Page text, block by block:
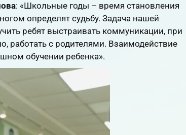
: «Школьные годы – время становления
определят судьбу. Задача нашей
ребят выстраивать коммуникации, при
работать с родителями. Взаимодействие
обучении ребенка».